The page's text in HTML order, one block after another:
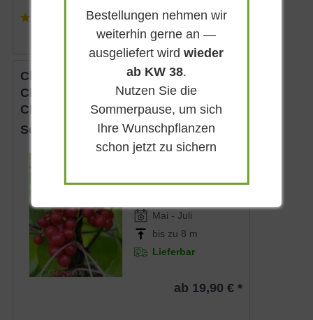
(6)
Artikel nicht mehr verfügbar
Chinesische Vitalbeere /
Chinesische Beerentraube /
Chinesischer Limonenbaum
Schisandra chinensis
Mai - Juli
bis zu 8 m
Lieferbar
ab 19,90 € *
Bestellungen nehmen wir
weiterhin gerne an —
ausgeliefert wirdwieder
ab KW 38.
Nutzen Sie die
Sommerpause, um sich
Ihre Wunschpflanzen
schon jetzt zu sichern